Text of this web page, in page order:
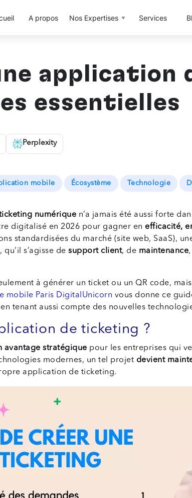
A propos Nos Expertises Services
application
essentielles
Perplexity
mobile Écosystème Technologie
numérique n’a jamais été aussi forte
digitalisé en 2026 pour gagner en efficacité,
standardisées du marché (site web, SaaS),
s’agisse de support client, de maintenance
à générer un ticket ou un QR code,
mobile Paris DigitalUnicorn vous donne ce
en tenant aussi compte des nouvelles
de ticketing ?
avantage stratégique pour les entreprises qui
modernes, un tel projet devient
application de ticketing.